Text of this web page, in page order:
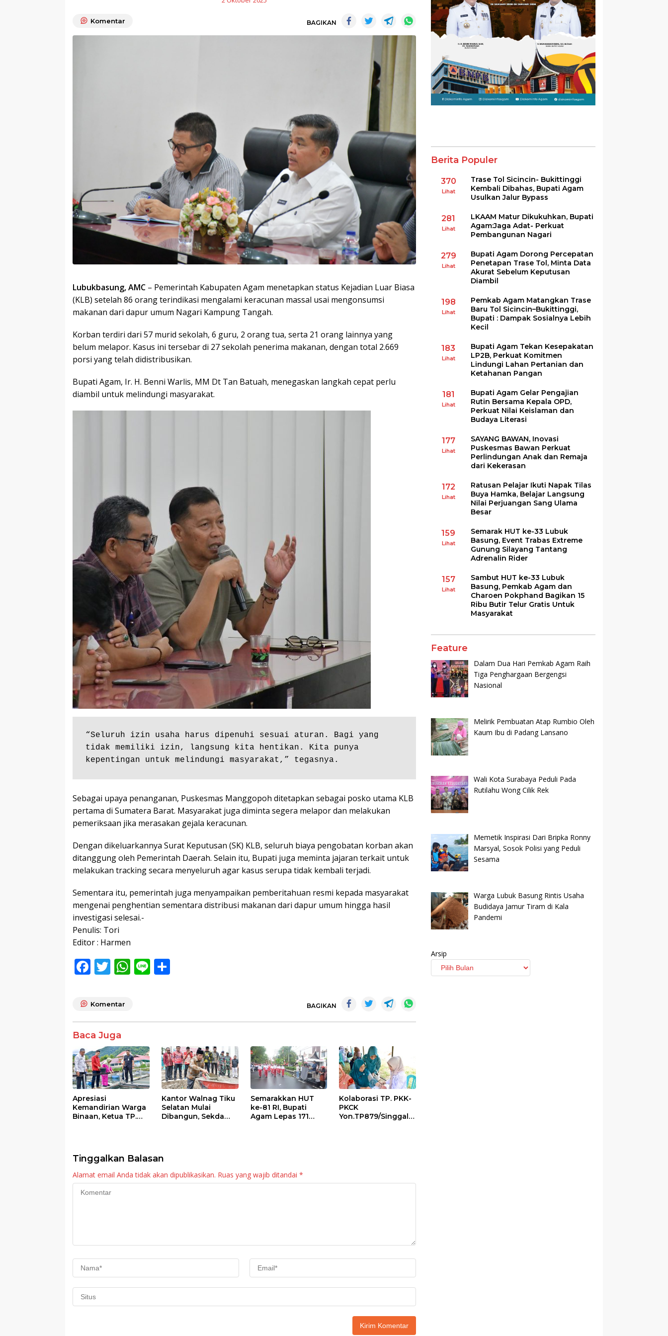
Komentar BAGIKAN
Lubukbasung, AMC – Pemerintah Kabupaten Agam menetapkan status Kejadian Luar Biasa
(KLB) setelah 86 orang terindikasi mengalami keracunan massal usai mengonsumsi
makanan dari dapur umum Nagari Kampung Tangah.
Korban terdiri dari 57 murid sekolah, 6 guru, 2 orang tua, serta 21 orang lainnya yang
belum melapor. Kasus ini tersebar di 27 sekolah penerima makanan, dengan total 2.669
porsi yang telah didistribusikan.
Bupati Agam, Ir. H. Benni Warlis, MM Dt Tan Batuah, menegaskan langkah cepat perlu
diambil untuk melindungi masyarakat.
“Seluruh izin usaha harus dipenuhi sesuai aturan. Bagi yang
tidak memiliki izin, langsung kita hentikan. Kita punya
kepentingan untuk melindungi masyarakat,” tegasnya.
Sebagai upaya penanganan, Puskesmas Manggopoh ditetapkan sebagai posko utama KLB
pertama di Sumatera Barat. Masyarakat juga diminta segera melapor dan melakukan
pemeriksaan jika merasakan gejala keracunan.
Dengan dikeluarkannya Surat Keputusan (SK) KLB, seluruh biaya pengobatan korban akan
ditanggung oleh Pemerintah Daerah. Selain itu, Bupati juga meminta jajaran terkait untuk
melakukan tracking secara menyeluruh agar kasus serupa tidak kembali terjadi.
Sementara itu, pemerintah juga menyampaikan pemberitahuan resmi kepada masyarakat
mengenai penghentian sementara distribusi makanan dari dapur umum hingga hasil
investigasi selesai.-
Penulis: Tori
Editor : Harmen
F
e
o
o
k
T
itt
W
p
p
Li
Komentar BAGIKAN
Baca Juga
Apresiasi
Kemandirian Warga
Binaan, Ketua TP.
Maninjau
Kantor Walnag Tiku
Selatan Mulai
Dibangun, Sekda
Semarakkan HUT
ke-81 RI, Bupati
Agam Lepas 171
Kolaborasi TP. PKK-
PKCK
Yon.TP879/Singgala
Tinggalkan Balasan
Alamat email Anda tidak akan dipublikasikan. Ruas yang wajib ditandai *
Berita Populer
370
Lihat
Trase Tol Sicincin- Bukittinggi
Kembali Dibahas, Bupati Agam
Usulkan Jalur Bypass
281
Lihat
LKAAM Matur Dikukuhkan, Bupati
Agam:Jaga Adat- Perkuat
Pembangunan Nagari
279
Lihat
Bupati Agam Dorong Percepatan
Penetapan Trase Tol, Minta Data
Akurat Sebelum Keputusan
Diambil
198
Lihat
Pemkab Agam Matangkan Trase
Baru Tol Sicincin–Bukittinggi,
Bupati : Dampak Sosialnya Lebih
Kecil
183
Lihat
Bupati Agam Tekan Kesepakatan
LP2B, Perkuat Komitmen
Lindungi Lahan Pertanian dan
Ketahanan Pangan
181
Lihat
Bupati Agam Gelar Pengajian
Rutin Bersama Kepala OPD,
Perkuat Nilai Keislaman dan
Budaya Literasi
177
Lihat
SAYANG BAWAN, Inovasi
Puskesmas Bawan Perkuat
Perlindungan Anak dan Remaja
dari Kekerasan
172
Lihat
Ratusan Pelajar Ikuti Napak Tilas
Buya Hamka, Belajar Langsung
Nilai Perjuangan Sang Ulama
Besar
159
Lihat
Semarak HUT ke-33 Lubuk
Basung, Event Trabas Extreme
Gunung Silayang Tantang
Adrenalin Rider
157
Lihat
Sambut HUT ke-33 Lubuk
Basung, Pemkab Agam dan
Charoen Pokphand Bagikan 15
Ribu Butir Telur Gratis Untuk
Masyarakat
Feature
Dalam Dua Hari Pemkab Agam Raih
Tiga Penghargaan Bergengsi
Nasional
Melirik Pembuatan Atap Rumbio Oleh
Kaum Ibu di Padang Lansano
Wali Kota Surabaya Peduli Pada
Rutilahu Wong Cilik Rek
Memetik Inspirasi Dari Bripka Ronny
Marsyal, Sosok Polisi yang Peduli
Sesama
Warga Lubuk Basung Rintis Usaha
Budidaya Jamur Tiram di Kala
Pandemi
Arsip